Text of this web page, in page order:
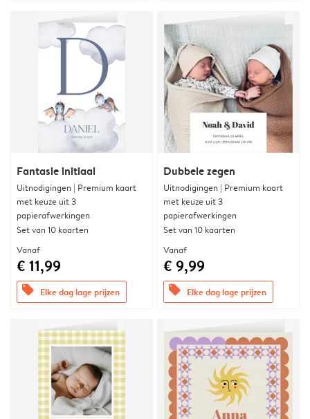
Fantasie initiaal
Uitnodigingen | Premium kaart
met keuze uit 3
papierafwerkingen
Set van 10 kaarten
Vanaf
€ 11,99
offers Elke dag lage prijzen
Dubbele zegen
Uitnodigingen | Premium kaart
met keuze uit 3
papierafwerkingen
Set van 10 kaarten
Vanaf
€ 9,99
offers Elke dag lage prijzen